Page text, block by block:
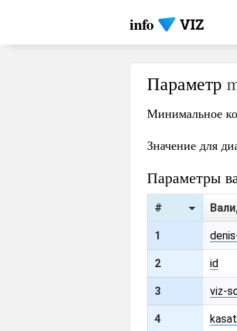
info
Параметр
Минимальное
Значение для
Параметры
#
1
2 id
3 viz-
4